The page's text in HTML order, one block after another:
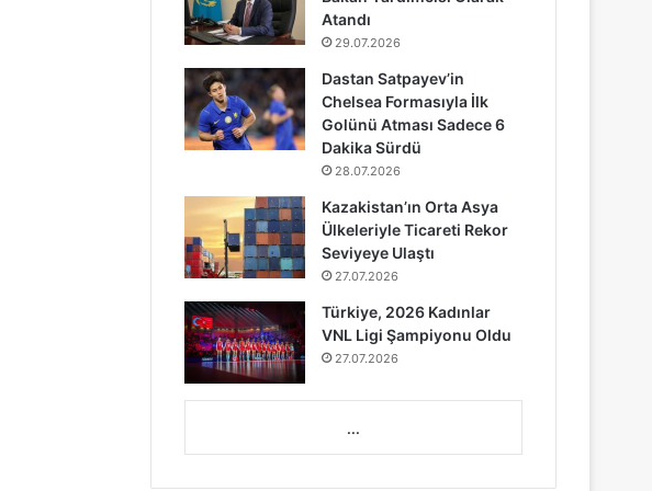
Atandı
29.07.2026
Dastan Satpayev’in
Chelsea Formasıyla İlk
Golünü Atması Sadece 6
Dakika Sürdü
28.07.2026
Kazakistan’ın Orta Asya
Ülkeleriyle Ticareti Rekor
Seviyeye Ulaştı
27.07.2026
Türkiye, 2026 Kadınlar
VNL Ligi Şampiyonu Oldu
27.07.2026
...